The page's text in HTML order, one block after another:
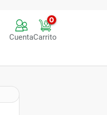
Cuenta
0
Carrito